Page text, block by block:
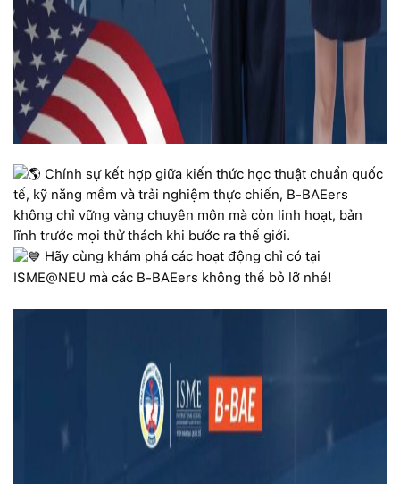
Chính sự kết hợp giữa kiến thức học thuật chuẩn quốc
tế, kỹ năng mềm và trải nghiệm thực chiến, B-BAEers
không chỉ vững vàng chuyên môn mà còn linh hoạt, bản
lĩnh trước mọi thử thách khi bước ra thế giới.
Hãy cùng khám phá các hoạt động chỉ có tại
ISME@NEU mà các B-BAEers không thể bỏ lỡ nhé!